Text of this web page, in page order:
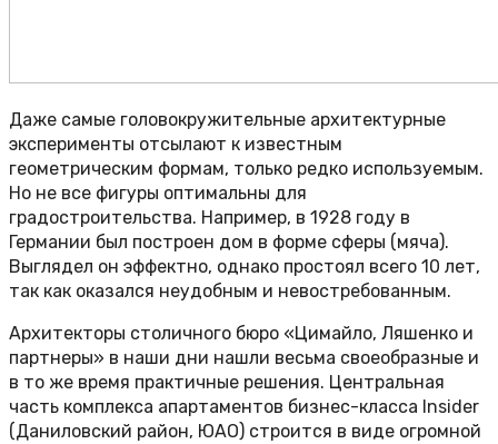
Даже самые головокружительные архитектурные
эксперименты отсылают к известным
геометрическим формам, только редко используемым.
Но не все фигуры оптимальны для
градостроительства. Например, в 1928 году в
Германии был построен дом в форме сферы (мяча).
Выглядел он эффектно, однако простоял всего 10 лет,
так как оказался неудобным и невостребованным.
Архитекторы столичного бюро «Цимайло, Ляшенко и
партнеры» в наши дни нашли весьма своеобразные и
в то же время практичные решения. Центральная
часть комплекса апартаментов бизнес-класса Insider
(Даниловский район, ЮАО) строится в виде огромной